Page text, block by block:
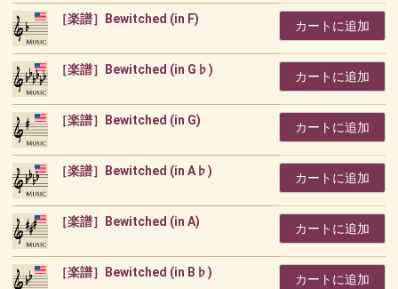
［楽譜］Bewitched (in F) カートに追加
［楽譜］Bewitched (in G♭) カートに追加
［楽譜］Bewitched (in G) カートに追加
［楽譜］Bewitched (in A♭) カートに追加
［楽譜］Bewitched (in A) カートに追加
［楽譜］Bewitched (in B♭) カートに追加